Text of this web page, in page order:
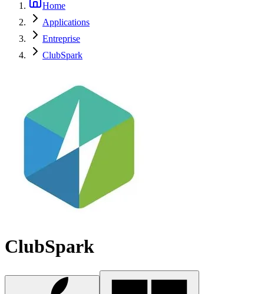
Home
Applications
Entreprise
ClubSpark
ClubSpark